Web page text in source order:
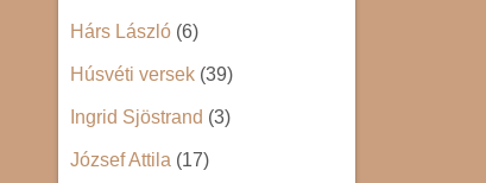
Hárs László (6)
Húsvéti versek (39)
Ingrid Sjöstrand (3)
József Attila (17)